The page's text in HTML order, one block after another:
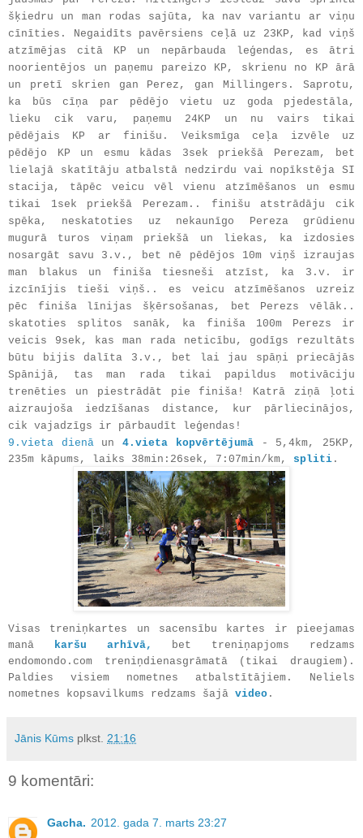
šķiedru un man rodas sajūta, ka nav variantu ar viņu
cīnīties. Negaidīts pavērsiens ceļā uz 23KP, kad viņš
atzīmējas citā KP un nepārbauda leģendas, es ātri
noorientējos un paņemu pareizo KP, skrienu no KP ārā
un pretī skrien gan Perez, gan Millingers. Saprotu,
ka būs cīņa par pēdējo vietu uz goda pjedestāla,
lieku cik varu, paņemu 24KP un nu vairs tikai
pēdējais KP ar finišu. Veiksmīga ceļa izvēle uz
pēdējo KP un esmu kādas 3sek priekšā Perezam, bet
lielajā skatītāju atbalstā nedzirdu vai nopīkstēja SI
stacija, tāpēc veicu vēl vienu atzīmēšanos un esmu
tikai 1sek priekšā Perezam.. finišu atstrādāju cik
spēka, neskatoties uz nekaunīgo Pereza grūdienu
mugurā turos viņam priekšā un liekas, ka izdosies
nosargāt savu 3.v., bet nē pēdējos 10m viņš izraujas
man blakus un finiša tiesneši atzīst, ka 3.v. ir
izcīnījis tieši viņš.. es veicu atzīmēšanos uzreiz
pēc finiša līnijas šķērsošanas, bet Perezs vēlāk..
skatoties splitos sanāk, ka finiša 100m Perezs ir
veicis 9sek, kas man rada neticību, godīgs rezultāts
būtu bijis dalīta 3.v., bet lai jau spāņi priecājās
Spānijā, tas man rada tikai papildus motivāciju
trenēties un piestrādāt pie finiša! Katrā ziņā ļoti
aizraujoša iedzīšanas distance, kur pārliecinājos,
cik vajadzīgs ir pārbaudīt leģendas!
9.vieta dienāun4.vieta kopvērtējumā- 5,4km, 25KP,
235m kāpums, laiks 38min:26sek, 7:07min/km, spliti .
Visas treniņkartes un sacensību kartes ir pieejamas
manā
karšu arhīvā,
bet treniņapjoms redzams
endomondo.com treniņdienasgrāmatā (tikai draugiem).
Paldies visiem nometnes atbalstītājiem. Neliels
nometnes kopsavilkums redzams šajā video .
Jānis Kūms plkst. 21:16
9 komentāri:
Gacha. 2012. gada 7. marts 23:27